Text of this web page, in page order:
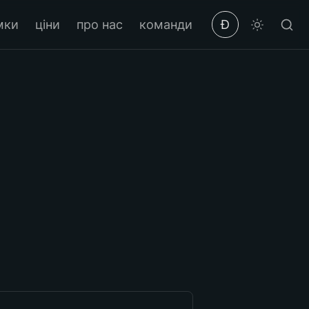
ціни про нас команди Ð